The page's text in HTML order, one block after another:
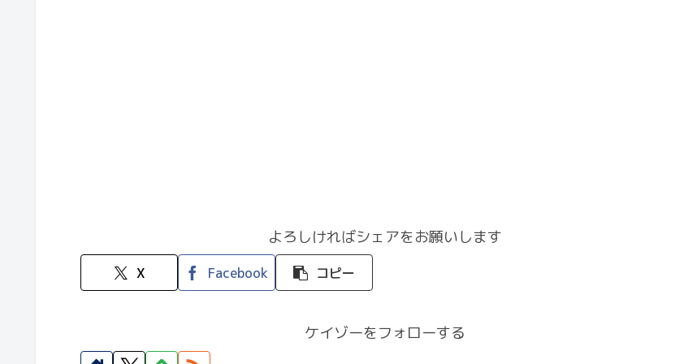
よろしければシェアをお願いします
X Facebook コピー
ケイゾーをフォローする